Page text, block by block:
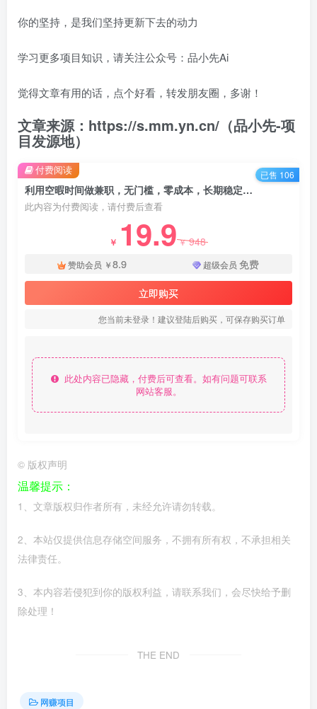
你的坚持，是我们坚持更新下去的动力
学习更多项目知识，请关注公众号：品小先Ai
觉得文章有用的话，点个好看，转发朋友圈，多谢！
文章来源：https://s.mm.yn.cn/（品小先-项
目发源地）
利用空暇时间做兼职，无门槛，零成本，长期稳定，人人可做，日入200+ - 资源之家
此内容为付费阅读，请付费后查看
￥ 19.9￥948
赞助会员 ￥8.9 超级会员 免费
立即购买
您当前未登录！建议登陆后购买，可保存购买订单
此处内容已隐藏，付费后可查看。如有问题可联系
网站客服。
付费阅读 已售 106
© 版权声明
温馨提示：
1、文章版权归作者所有，未经允许请勿转载。
2、本站仅提供信息存储空间服务，不拥有所有权，不承担相关
法律责任。
3、本内容若侵犯到你的版权利益，请联系我们，会尽快给予删
除处理！
THE END
网赚项目